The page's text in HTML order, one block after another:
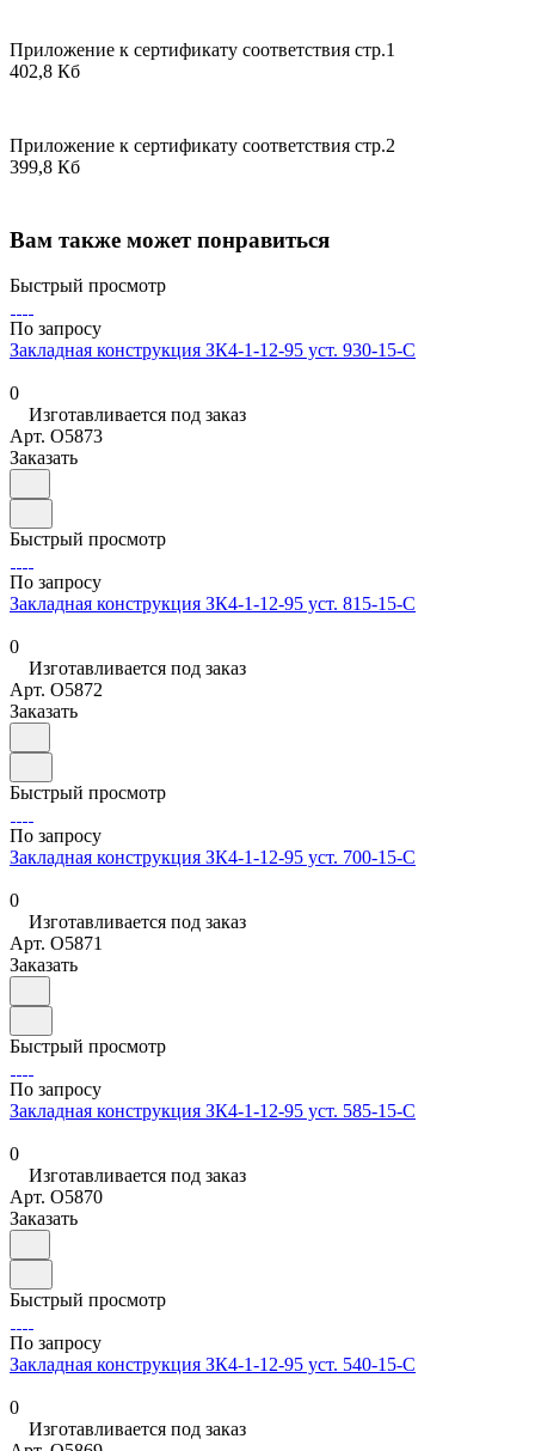
Приложение к сертификату соответствия стр.1
402,8 Кб
Приложение к сертификату соответствия стр.2
399,8 Кб
Вам также может понравиться
Быстрый просмотр
По запросу
Закладная конструкция ЗК4-1-12-95 уст. 930-15-С
0
Изготавливается под заказ
Арт. O5873
Заказать
Быстрый просмотр
По запросу
Закладная конструкция ЗК4-1-12-95 уст. 815-15-С
0
Изготавливается под заказ
Арт. O5872
Заказать
Быстрый просмотр
По запросу
Закладная конструкция ЗК4-1-12-95 уст. 700-15-С
0
Изготавливается под заказ
Арт. O5871
Заказать
Быстрый просмотр
По запросу
Закладная конструкция ЗК4-1-12-95 уст. 585-15-С
0
Изготавливается под заказ
Арт. O5870
Заказать
Быстрый просмотр
По запросу
Закладная конструкция ЗК4-1-12-95 уст. 540-15-С
0
Изготавливается под заказ